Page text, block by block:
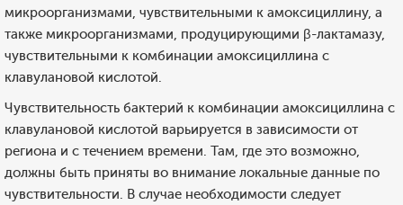
микроорганизмами, чувствительными к амоксициллину, а
также микроорганизмами, продуцирующими β-лактамазу,
чувствительными к комбинации амоксициллина с
клавулановой кислотой.
Чувствительность бактерий к комбинации амоксициллина с
клавулановой кислотой варьируется в зависимости от
региона и с течением времени. Там, где это возможно,
должны быть приняты во внимание локальные данные по
чувствительности. В случае необходимости следует